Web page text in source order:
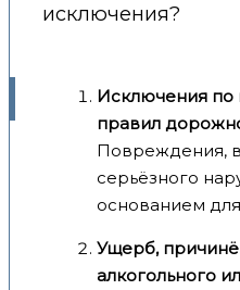
исключения?
Исключения по
правил
Повреждения,
серьёзного
основанием
Ущерб,
алкогольного